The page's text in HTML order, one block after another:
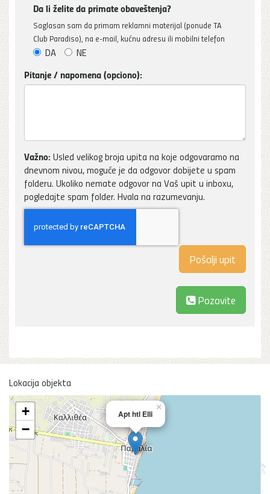
Da li želite da primate obaveštenja?
Saglasan sam da primam reklamni materijal (ponude TA
Club Paradiso), na e-mail, kućnu adresu ili mobilni telefon
DA NE
Pitanje / napomena (opciono):
Važno: Usled velikog broja upita na koje odgovaramo na
dnevnom nivou, moguće je da odgovor dobijete u spam
folderu. Ukoliko nemate odgovor na Vaš upit u inboxu,
pogledajte spam folder. Hvala na razumevanju.
Pozovite
Lokacija objekta
Apt htl Elli
×
+
−